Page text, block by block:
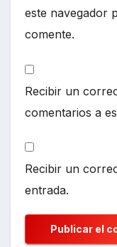
este navegador
comente.
Recibir un
comentarios a
Recibir un
entrada.